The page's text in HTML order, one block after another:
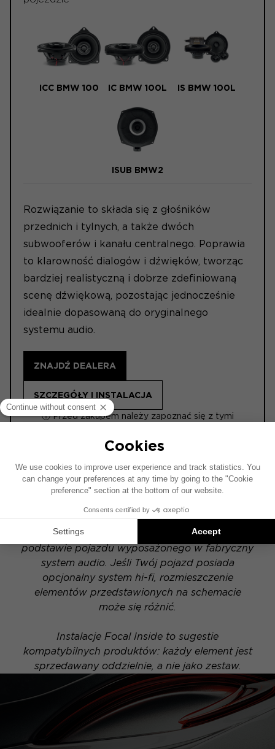
ICC BMW 100 IC BMW 100L IS BMW 100L
ISUB BMW2
Rozwiązanie to składa się z głośników
przednich i tylnych, a także dwóch
subwooferów i kanału centralnego. Poprawia
to klarowność dialogów i dźwięków, tworząc
bardziej realistyczną i dobrze zdefiniowaną
scenę dźwiękową, pozostając jednocześnie
idealnie dopasowaną do oryginalnego
systemu audio.
ZNAJDŹ DEALERA
SZCZEGÓŁY I INSTALACJA
ⓘ Przed zakupem należy zapoznać się z tymi
ACTIVE
Schemat instalacji został opracowany na
podstawie pojazdu wyposażonego w fabryczny
system audio. Jeśli Twój pojazd posiada
opcjonalny system hi-fi, rozmieszczenie
elementów przedstawionych na schemacie
może się różnić.
Instalacje Focal Inside to sugestie
kompatybilnych produktów: każdy element jest
sprzedawany oddzielnie, a nie jako zestaw.